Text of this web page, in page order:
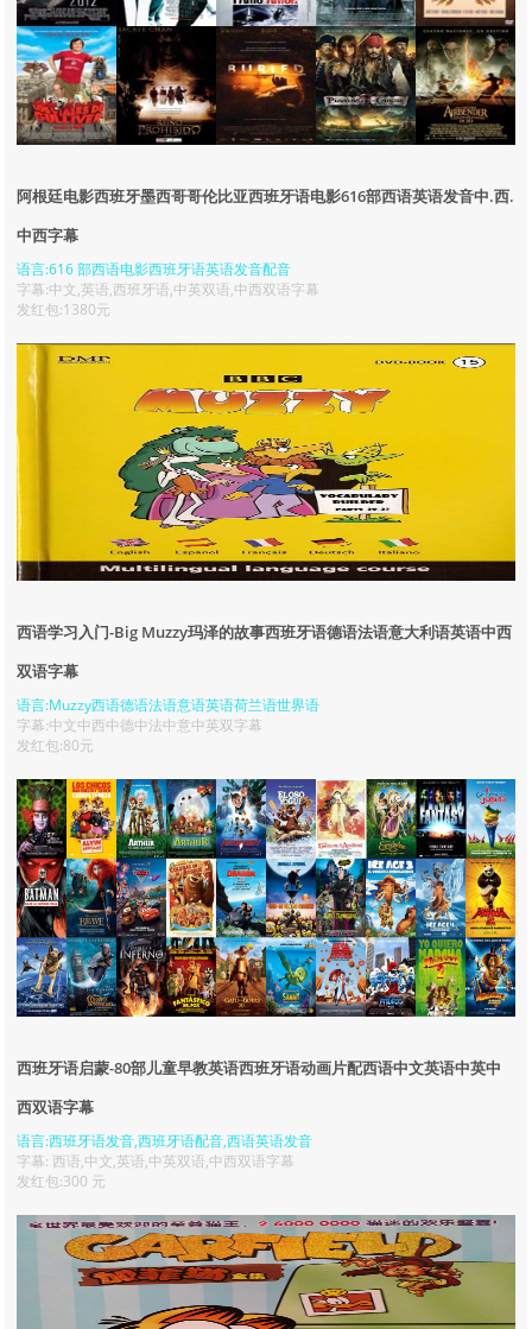
阿根廷电影西班牙墨西哥哥伦比亚西班牙语电影616部西语英语发音中.西.
中西字幕
语言:616 部西语电影西班牙语英语发音配音
字幕:中文,英语,西班牙语,中英双语,中西双语字幕
发红包:1380元
西语学习入门-Big Muzzy玛泽的故事西班牙语德语法语意大利语英语中西
双语字幕
语言:Muzzy西语德语法语意语英语荷兰语世界语
字幕:中文中西中德中法中意中英双字幕
发红包:80元
西班牙语启蒙-80部儿童早教英语西班牙语动画片配西语中文英语中英中
西双语字幕
语言:西班牙语发音,西班牙语配音,西语英语发音
字幕: 西语,中文,英语,中英双语,中西双语字幕
发红包:300 元